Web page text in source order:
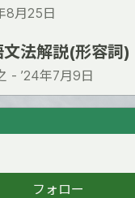
8月25日
法解説(形容詞)
- ’24年7月9日
フォロー